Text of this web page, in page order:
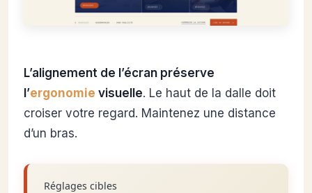
L’alignement de l’écran préserve
l’ergonomie visuelle. Le haut de la dalle doit
croiser votre regard. Maintenez une distance
d’un bras.
Réglages cibles